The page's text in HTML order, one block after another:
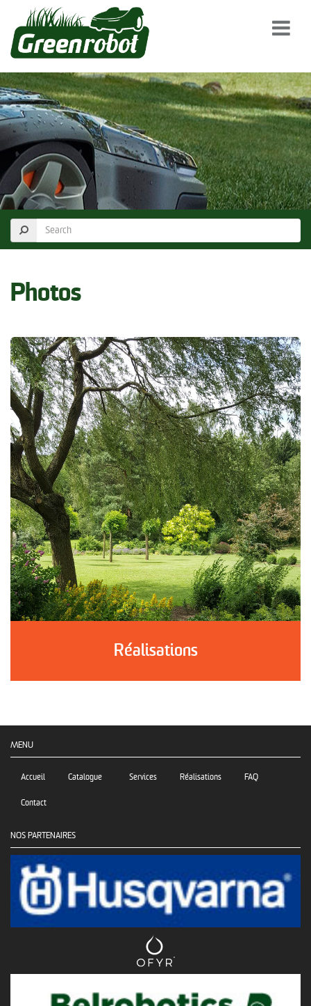
Photos
Réalisations
MENU
Accueil Catalogue Services Réalisations FAQ
Contact
NOS PARTENAIRES